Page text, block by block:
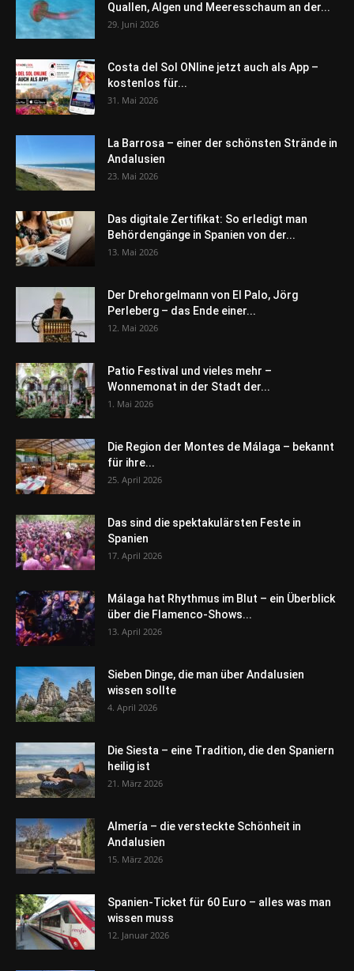
Quallen, Algen und Meeresschaum an der...
29. Juni 2026
Costa del Sol ONline jetzt auch als App –
kostenlos für...
31. Mai 2026
La Barrosa – einer der schönsten Strände in
Andalusien
23. Mai 2026
Das digitale Zertifikat: So erledigt man
Behördengänge in Spanien von der...
13. Mai 2026
Der Drehorgelmann von El Palo, Jörg
Perleberg – das Ende einer...
12. Mai 2026
Patio Festival und vieles mehr –
Wonnemonat in der Stadt der...
1. Mai 2026
Die Region der Montes de Málaga – bekannt
für ihre...
25. April 2026
Das sind die spektakulärsten Feste in
Spanien
17. April 2026
Málaga hat Rhythmus im Blut – ein Überblick
über die Flamenco-Shows...
13. April 2026
Sieben Dinge, die man über Andalusien
wissen sollte
4. April 2026
Die Siesta – eine Tradition, die den Spaniern
heilig ist
21. März 2026
Almería – die versteckte Schönheit in
Andalusien
15. März 2026
Spanien-Ticket für 60 Euro – alles was man
wissen muss
12. Januar 2026